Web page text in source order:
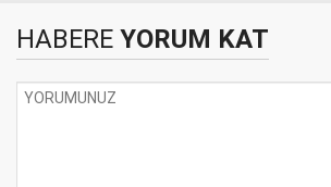
HABERE YORUM KAT